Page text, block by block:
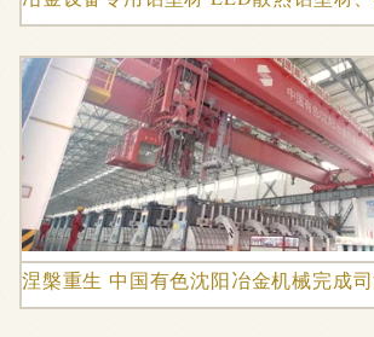
涅槃重生 中国有色沈阳冶金机械完成